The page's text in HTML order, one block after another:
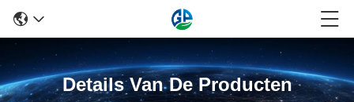
Details Van De Producten